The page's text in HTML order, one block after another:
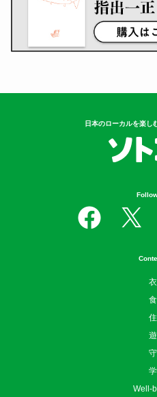
日本のローカルを楽し
衣
食
住
遊
守
学
Well-